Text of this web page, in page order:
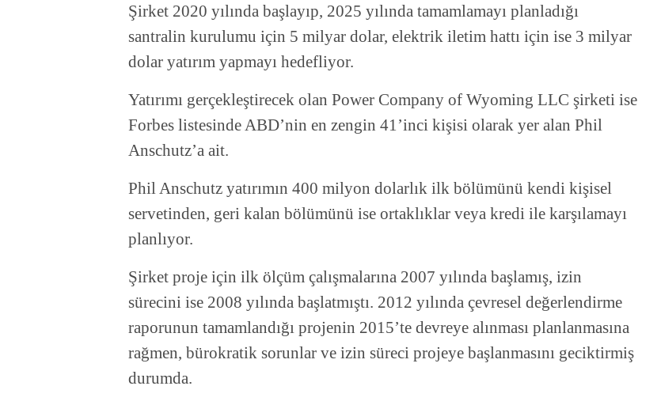
Şirket 2020 yılında başlayıp, 2025 yılında tamamlamayı planladığı
santralin kurulumu için 5 milyar dolar, elektrik iletim hattı için ise 3 milyar
dolar yatırım yapmayı hedefliyor.
Yatırımı gerçekleştirecek olan Power Company of Wyoming LLC şirketi ise
Forbes listesinde ABD’nin en zengin 41’inci kişisi olarak yer alan Phil
Anschutz’a ait.
Phil Anschutz yatırımın 400 milyon dolarlık ilk bölümünü kendi kişisel
servetinden, geri kalan bölümünü ise ortaklıklar veya kredi ile karşılamayı
planlıyor.
Şirket proje için ilk ölçüm çalışmalarına 2007 yılında başlamış, izin
sürecini ise 2008 yılında başlatmıştı. 2012 yılında çevresel değerlendirme
raporunun tamamlandığı projenin 2015’te devreye alınması planlanmasına
rağmen, bürokratik sorunlar ve izin süreci projeye başlanmasını geciktirmiş
durumda.